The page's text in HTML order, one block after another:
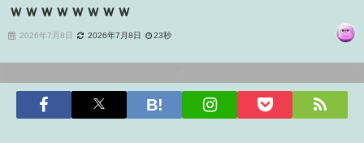
ｗｗｗｗｗｗｗｗ
2026年7月8日 2026年7月8日 23秒